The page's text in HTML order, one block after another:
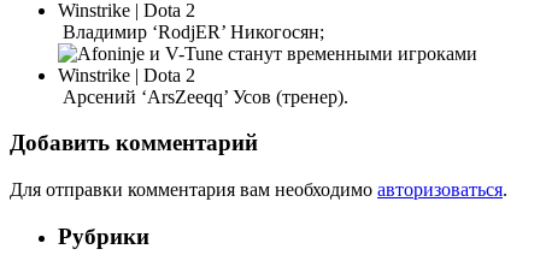
Владимир ‘RodjER’ Никогосян;
Арсений ‘ArsZeeqq’ Усов (тренер).
Добавить комментарий
Для отправки комментария вам необходимо авторизоваться.
Рубрики